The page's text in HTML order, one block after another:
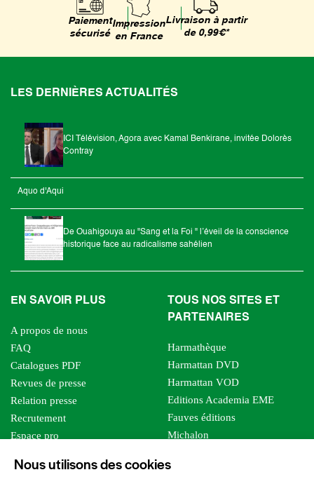
Nous utilisons des cookies
Paiement
sécurisé
Impression
en France
Livraison à partir
de 0,99€*
LES DERNIÈRES ACTUALITÉS
ICI Télévision, Agora avec Kamal Benkirane, invitée Dolorès
Contray
Aquo d'Aqui
De Ouahigouya au "Sang et la Foi " l’éveil de la conscience
historique face au radicalisme sahélien
EN SAVOIR PLUS
A propos de nous
FAQ
Catalogues PDF
Revues de presse
Relation presse
Recrutement
Espace pro
Foreign rights
TOUS NOS SITES ET
PARTENAIRES
Harmathèque
Harmattan DVD
Harmattan VOD
Editions Academia EME
Fauves éditions
Michalon
Editions Sutton